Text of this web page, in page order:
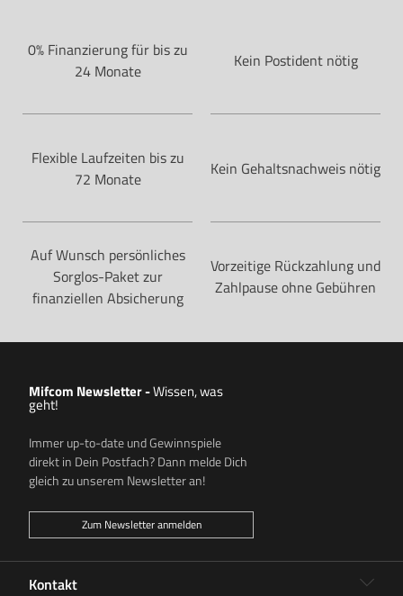
0% Finanzierung für bis zu
24 Monate
Flexible Laufzeiten bis zu
72 Monate
Auf Wunsch persönliches
Sorglos-Paket zur
finanziellen Absicherung
Kein Postident nötig
Kein Gehaltsnachweis nötig
Vorzeitige Rückzahlung und
Zahlpause ohne Gebühren
Kontakt
Mifcom Newsletter-Wissen, was
geht!
Immer up-to-date und Gewinnspiele
direkt in Dein Postfach? Dann melde Dich
gleich zu unserem Newsletter an!
Zum Newsletter anmelden